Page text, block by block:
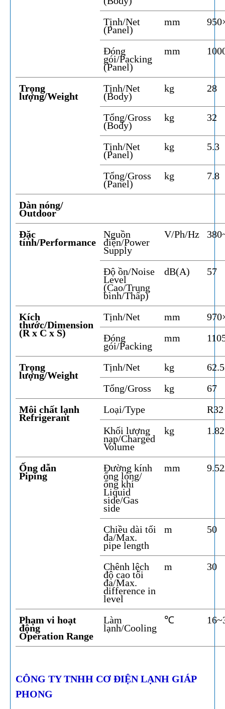
Tịnh/Net
(Panel)
mm
Đóng
gói/Packing
(Panel)
mm
Trọng
lượng/Weight
Tịnh/Net
(Body)
kg 28
Tổng/Gross
(Body)
kg 32
Tịnh/Net
(Panel)
kg 5.3
Tổng/Gross
(Panel)
kg 7.8
Dàn nóng/
Outdoor
Đặc
tính/Performance
Nguồn
điện/Power
Supply
V/Ph/Hz
Độ ồn/Noise
Level
(Cao/Trung
bình/Thấp)
dB(A) 57
Kích
thước/Dimension
(R x C x S)
Tịnh/Net mm
Đóng
gói/Packing
mm
Trọng
lượng/Weight
Tịnh/Net kg
62.5
Tổng/Gross
kg
67
Môi chất lạnh
Refrigerant
Loại/Type
R32
Khối lượng
nạp/Charged
Volume
kg 1.82
Ống dẫn
Piping
Đường kính
ống lỏng/
ống khí
Liquid
side/Gas
side
mm
Chiều dài tối
đa/Max.
pipe length
m 50
Chênh lệch
độ cao tối
đa/Max.
difference in
level
m 30
Phạm vi hoạt
động
Operation Range
Làm
lạnh/Cooling
℃
CÔNG TY TNHH CƠ ĐIỆN LẠNH GIÁP
PHONG